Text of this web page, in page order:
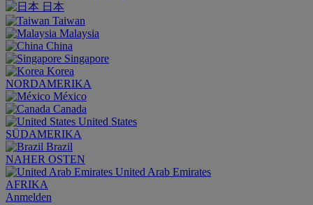
日本
Taiwan
Malaysia
China
Singapore
Korea
NORDAMERIKA
México
Canada
United States
SÜDAMERIKA
Brazil
NAHER OSTEN
United Arab Emirates
AFRIKA
Anmelden